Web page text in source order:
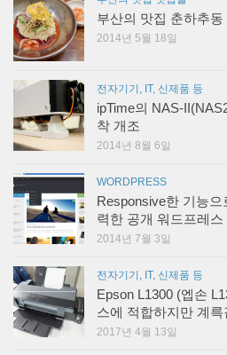
부산의 맛집 춘하추동
2014년 5월 18일
전자기기, IT, 신제품 등
ipTime의 NAS-
착 개조
2014년 8월 6일
WORDPRESS
Responsive한 기능
력한 공개 워드프레
2014년 7월 3일
전자기기, IT, 신제품 등
Epson L1300 (엡손
스에 적합하지만 계륵
2017년 4월 13일